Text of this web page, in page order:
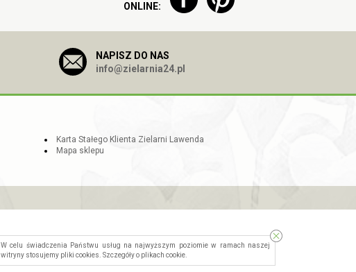
ONLINE:
NAPISZ DO NAS
info@zielarnia24.pl
Karta Stałego Klienta Zielarni Lawenda
Mapa sklepu
W celu świadczenia Państwu usług na najwyższym poziomie w ramach naszej
witryny stosujemy pliki cookies. Szczegóły o plikach cookie